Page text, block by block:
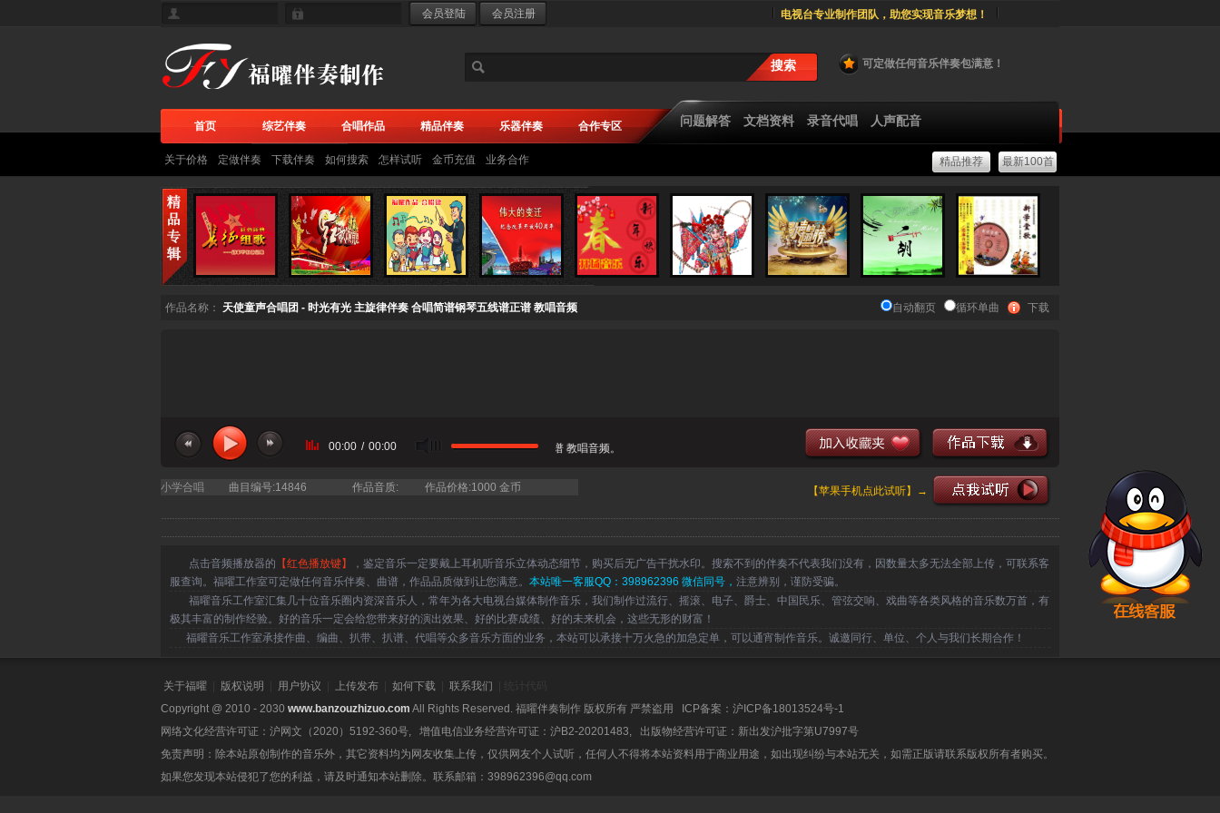
电视台专业制作团队，助您实现音乐梦想！
可定做任何音乐伴奏包满意！
首页 综艺伴奏 合唱作品 精品伴奏 乐器伴奏 合作专区 问题解答 文档资料 录音代唱 人声配音
精品推荐 最新100首
关于价格 定做伴奏 下载伴奏 如何搜索 怎样试听 金币充值 业务合作
自动翻页 循环单曲 下载
作品名称： 天使童声合唱团 - 时光有光 主旋律伴奏 合唱简谱钢琴五线谱正谱 教唱音频
当前曲目：天使童声合唱团 - 时光有光 主旋律伴奏 合唱简谱钢琴五线谱正谱 教唱音频。
00:00 / 00:00
小学合唱 曲目编号:14846 作品音质: 作品价格:1000 金币 【苹果手机点此试听】→
点击音频播放器的 【红色播放键】
，鉴定音乐一定要戴上耳机听音乐立体动态细节，购买后无广告干扰水印。搜索不到的伴奏不代表我们没有，因数量太多无法全部上传，可联系客
服查询。福曜工作室可定做任何音乐伴奏、曲谱，作品品质做到让您满意。 本站唯一客服QQ：398962396 微信同号， 注意辨别，谨防受骗。
福曜音乐工作室汇集几十位音乐圈内资深音乐人，常年为各大电视台媒体制作音乐，我们制作过流行、摇滚、电子、爵士、中国民乐、管弦交响、戏曲等各类风格的音乐数万首，有
极其丰富的制作经验。好的音乐一定会给您带来好的演出效果、好的比赛成绩、好的未来机会，这些无形的财富！
福曜音乐工作室承接作曲、编曲、扒带、扒谱、代唱等众多音乐方面的业务，本站可以承接十万火急的加急定单，可以通宵制作音乐。诚邀同行、单位、个人与我们长期合作！
关于福曜 版权说明 用户协议 上传发布 如何下载 联系我们
Copyright @ 2010 - 2030 www.banzouzhizuo.com All Rights Reserved. 福曜伴奏制作 版权所有 严禁盗用 ICP备案： 沪ICP备18013524号-1
网络文化经营许可证：沪网文（2020）5192-360号, 增值电信业务经营许可证：沪B2-20201483, 出版物经营许可证：新出发沪批字第U7997号
免责声明：除本站原创制作的音乐外，其它资料均为网友收集上传，仅供网友个人试听，任何人不得将本站资料用于商业用途，如出现纠纷与本站无关，如需正版请联系版权所有者购买。
如果您发现本站侵犯了您的利益，请及时通知本站删除。联系邮箱：398962396@qq.com